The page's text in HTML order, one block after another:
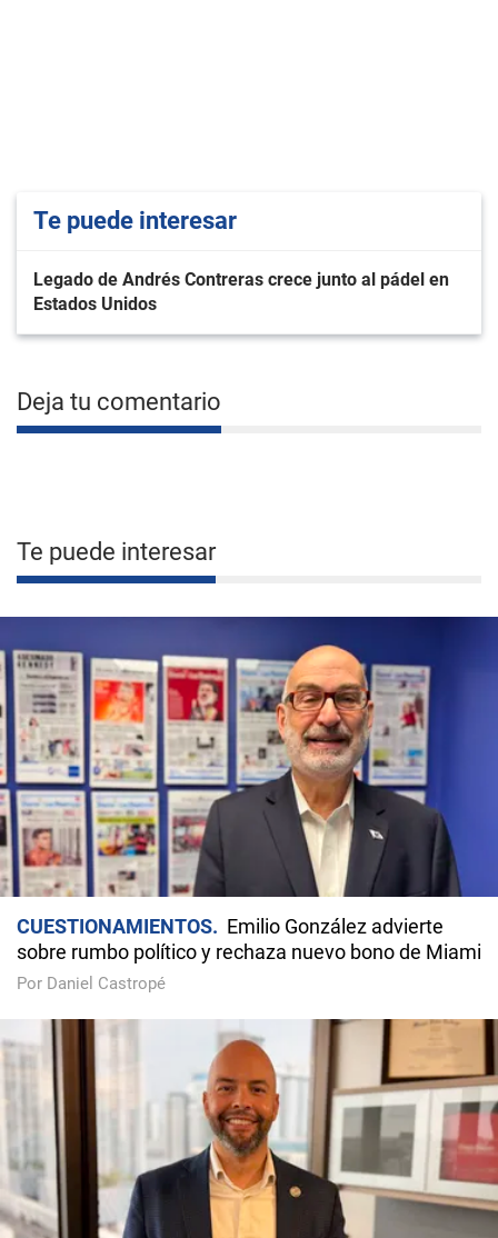
Te puede interesar
Legado de Andrés Contreras crece junto al pádel en
Estados Unidos
Deja tu comentario
Te puede interesar
CUESTIONAMIENTOS
Emilio González advierte
sobre rumbo político y rechaza nuevo bono de Miami
Por Daniel Castropé